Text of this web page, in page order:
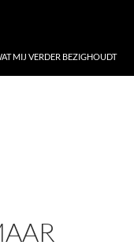
MIJ VERDER BEZIGHOUDT